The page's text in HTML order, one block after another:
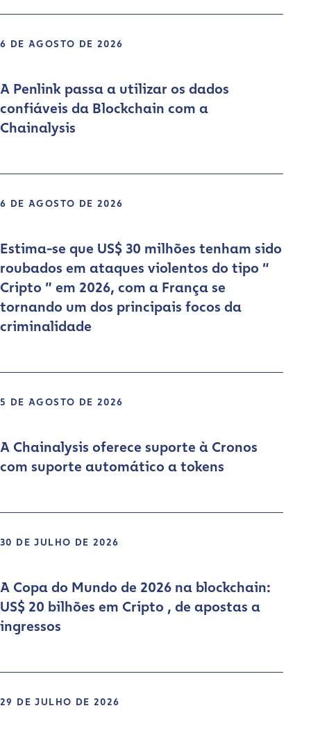
6 DE AGOSTO DE 2026
A Penlink passa a utilizar os dados
confiáveis da Blockchain com a
Chainalysis
6 DE AGOSTO DE 2026
Estima-se que US$ 30 milhões tenham sido
roubados em ataques violentos do tipo “
Cripto ” em 2026, com a França se
tornando um dos principais focos da
criminalidade
5 DE AGOSTO DE 2026
A Chainalysis oferece suporte à Cronos
com suporte automático a tokens
30 DE JULHO DE 2026
A Copa do Mundo de 2026 na blockchain:
US$ 20 bilhões em Cripto , de apostas a
ingressos
29 DE JULHO DE 2026